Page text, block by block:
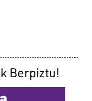
Berpiztu!